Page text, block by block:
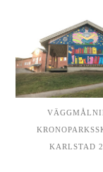
KARLSTAD